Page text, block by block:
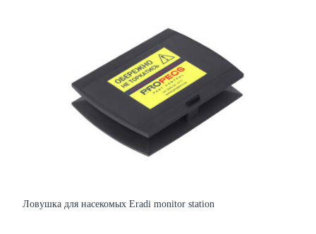
Ловушка для насекомых Eradi monitor station